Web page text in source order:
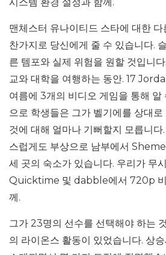
맨체스터 유나이티드 스타에 대한
찬가지로 당신에게 줄 수 있습니다.
른 템포와 실제 위험을 원할 것입니
교와 대학을 여행하는 동안. 17
여름에 3개의 비디오 게임을 통해 알
으로 학생들은 그가 벨기에를 상대
것에 대해 얼마나 기뻐할지 모릅니
스럽게도 부상으로 남부에서
세 곳의 숙소가 있습니다. 우리가 무
Quicktime 및 dabble에서 720p 비
께.
그가 23명의 선수를 선택해야 하는
의 라이온스 활동이 있었습니다. 상